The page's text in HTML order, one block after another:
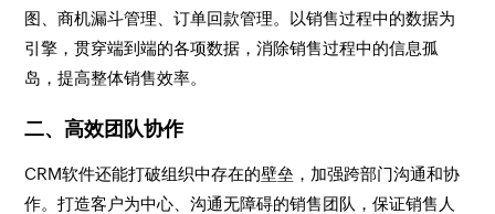
图、商机漏斗管理、订单回款管理。以销售过程中的数据为
引擎，贯穿端到端的各项数据，消除销售过程中的信息孤
岛，提高整体销售效率。
二、高效团队协作
CRM软件还能打破组织中存在的壁垒，加强跨部门沟通和协
作。打造客户为中心、沟通无障碍的销售团队，保证销售人